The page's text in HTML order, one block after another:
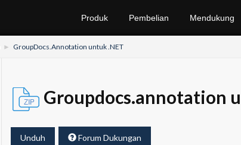
Produk Pembelian Mendukung
GroupDocs.Annotation untuk .NET
Groupdocs.annotation
Unduh Forum Dukungan